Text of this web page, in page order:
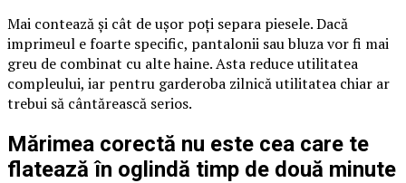
Mai contează și cât de ușor poți separa piesele. Dacă
imprimeul e foarte specific, pantalonii sau bluza vor fi mai
greu de combinat cu alte haine. Asta reduce utilitatea
compleului, iar pentru garderoba zilnică utilitatea chiar ar
trebui să cântărească serios.
Mărimea corectă nu este cea care te
flatează în oglindă timp de două minute